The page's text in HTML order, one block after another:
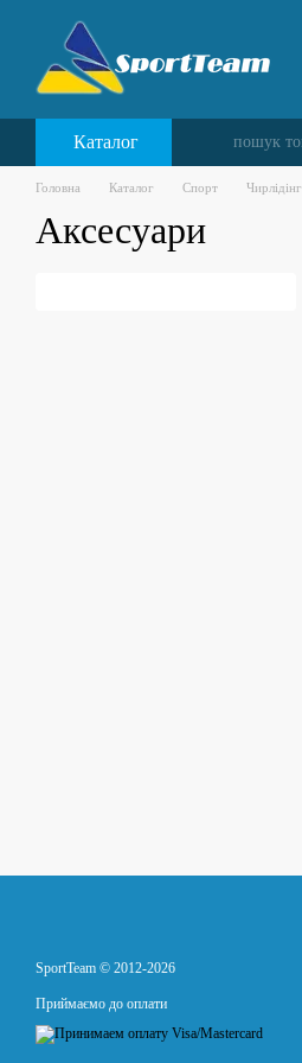
Перейти до основного контенту
Каталог
Головна Каталог Спорт Чирлідінг
Аксесуари
SportTeam © 2012-2026
Приймаємо до оплати